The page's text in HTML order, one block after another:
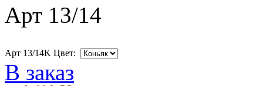
Арт 13/14
Арт 13/14K Цвет:
В заказ